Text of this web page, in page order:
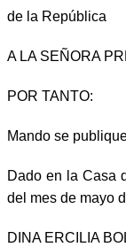
de la República
A LA SEÑORA
POR TANTO:
Mando se
Dado en la Casa
del mes de mayo
DINA ERCILIA